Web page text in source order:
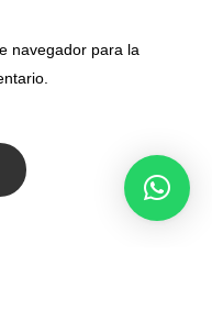
navegador para la